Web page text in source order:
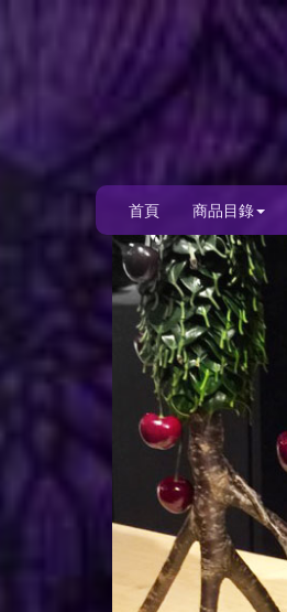
首頁 商品目錄